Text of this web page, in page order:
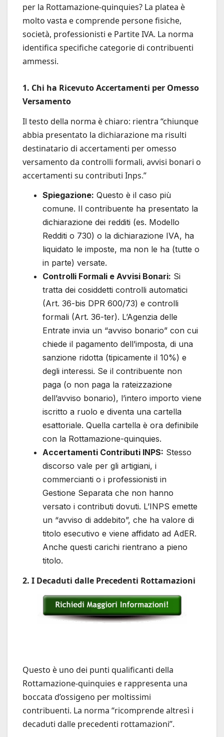
per la Rottamazione-quinquies? La platea è
molto vasta e comprende persone fisiche,
società, professionisti e Partite IVA. La norma
identifica specifiche categorie di contribuenti
ammessi.
1. Chi ha Ricevuto Accertamenti per Omesso
Versamento
Il testo della norma è chiaro: rientra “chiunque
abbia presentato la dichiarazione ma risulti
destinatario di accertamenti per omesso
versamento da controlli formali, avvisi bonari o
accertamenti su contributi Inps.”
Spiegazione: Questo è il caso più
comune. Il contribuente ha presentato la
dichiarazione dei redditi (es. Modello
Redditi o 730) o la dichiarazione IVA, ha
liquidato le imposte, ma non le ha (tutte o
in parte) versate.
Controlli Formali e Avvisi Bonari: Si
tratta dei cosiddetti controlli automatici
(Art. 36-bis DPR 600/73) e controlli
formali (Art. 36-ter). L’Agenzia delle
Entrate invia un “avviso bonario” con cui
chiede il pagamento dell’imposta, di una
sanzione ridotta (tipicamente il 10%) e
degli interessi. Se il contribuente non
paga (o non paga la rateizzazione
dell’avviso bonario), l’intero importo viene
iscritto a ruolo e diventa una cartella
esattoriale. Quella cartella è ora definibile
con la Rottamazione-quinquies.
Accertamenti Contributi INPS: Stesso
discorso vale per gli artigiani, i
commercianti o i professionisti in
Gestione Separata che non hanno
versato i contributi dovuti. L’INPS emette
un “avviso di addebito”, che ha valore di
titolo esecutivo e viene affidato ad AdER.
Anche questi carichi rientrano a pieno
titolo.
2. I Decaduti dalle Precedenti Rottamazioni
Questo è uno dei punti qualificanti della
Rottamazione-quinquies e rappresenta una
boccata d’ossigeno per moltissimi
contribuenti. La norma “ricomprende altresì i
decaduti dalle precedenti rottamazioni”.